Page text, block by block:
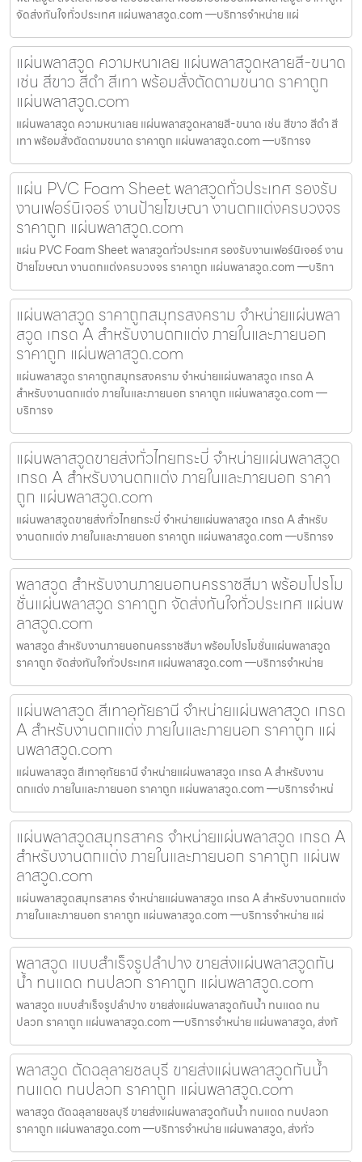
จัดส่งทันใจทั่วประเทศ แผ่นพลาสวูด.com —บริการจำหน่าย แผ่
แผ่นพลาสวูด ความหนาเลย แผ่นพลาสวูดหลายสี-ขนาด
เช่น สีขาว สีดำ สีเทา พร้อมสั่งตัดตามขนาด ราคาถูก
แผ่นพลาสวูด.com
แผ่นพลาสวูด ความหนาเลย แผ่นพลาสวูดหลายสี-ขนาด เช่น สีขาว สีดำ สี
เทา พร้อมสั่งตัดตามขนาด ราคาถูก แผ่นพลาสวูด.com —บริการจ
แผ่น PVC Foam Sheet พลาสวูดทั่วประเทศ รองรับ
งานเฟอร์นิเจอร์ งานป้ายโฆษณา งานตกแต่งครบวงจร
ราคาถูก แผ่นพลาสวูด.com
แผ่น PVC Foam Sheet พลาสวูดทั่วประเทศ รองรับงานเฟอร์นิเจอร์ งาน
ป้ายโฆษณา งานตกแต่งครบวงจร ราคาถูก แผ่นพลาสวูด.com —บริกา
แผ่นพลาสวูด ราคาถูกสมุทรสงคราม จำหน่ายแผ่นพลา
สวูด เกรด A สำหรับงานตกแต่ง ภายในและภายนอก
ราคาถูก แผ่นพลาสวูด.com
แผ่นพลาสวูด ราคาถูกสมุทรสงคราม จำหน่ายแผ่นพลาสวูด เกรด A
สำหรับงานตกแต่ง ภายในและภายนอก ราคาถูก แผ่นพลาสวูด.com —
บริการจ
แผ่นพลาสวูดขายส่งทั่วไทยกระบี่ จำหน่ายแผ่นพลาสวูด
เกรด A สำหรับงานตกแต่ง ภายในและภายนอก ราคา
ถูก แผ่นพลาสวูด.com
แผ่นพลาสวูดขายส่งทั่วไทยกระบี่ จำหน่ายแผ่นพลาสวูด เกรด A สำหรับ
งานตกแต่ง ภายในและภายนอก ราคาถูก แผ่นพลาสวูด.com —บริการจ
พลาสวูด สำหรับงานภายนอกนครราชสีมา พร้อมโปรโม
ชั่นแผ่นพลาสวูด ราคาถูก จัดส่งทันใจทั่วประเทศ แผ่นพ
ลาสวูด.com
พลาสวูด สำหรับงานภายนอกนครราชสีมา พร้อมโปรโมชั่นแผ่นพลาสวูด
ราคาถูก จัดส่งทันใจทั่วประเทศ แผ่นพลาสวูด.com —บริการจำหน่าย
แผ่นพลาสวูด สีเทาอุทัยธานี จำหน่ายแผ่นพลาสวูด เกรด
A สำหรับงานตกแต่ง ภายในและภายนอก ราคาถูก แผ่
นพลาสวูด.com
แผ่นพลาสวูด สีเทาอุทัยธานี จำหน่ายแผ่นพลาสวูด เกรด A สำหรับงาน
ตกแต่ง ภายในและภายนอก ราคาถูก แผ่นพลาสวูด.com —บริการจำหน่
แผ่นพลาสวูดสมุทรสาคร จำหน่ายแผ่นพลาสวูด เกรด A
สำหรับงานตกแต่ง ภายในและภายนอก ราคาถูก แผ่นพ
ลาสวูด.com
แผ่นพลาสวูดสมุทรสาคร จำหน่ายแผ่นพลาสวูด เกรด A สำหรับงานตกแต่ง
ภายในและภายนอก ราคาถูก แผ่นพลาสวูด.com —บริการจำหน่าย แผ่
พลาสวูด แบบสำเร็จรูปลำปาง ขายส่งแผ่นพลาสวูดกัน
น้ำ ทนแดด ทนปลวก ราคาถูก แผ่นพลาสวูด.com
พลาสวูด แบบสำเร็จรูปลำปาง ขายส่งแผ่นพลาสวูดกันน้ำ ทนแดด ทน
ปลวก ราคาถูก แผ่นพลาสวูด.com —บริการจำหน่าย แผ่นพลาสวูด, ส่งทั
พลาสวูด ตัดฉลุลายชลบุรี ขายส่งแผ่นพลาสวูดกันน้ำ
ทนแดด ทนปลวก ราคาถูก แผ่นพลาสวูด.com
พลาสวูด ตัดฉลุลายชลบุรี ขายส่งแผ่นพลาสวูดกันน้ำ ทนแดด ทนปลวก
ราคาถูก แผ่นพลาสวูด.com —บริการจำหน่าย แผ่นพลาสวูด, ส่งทั่ว